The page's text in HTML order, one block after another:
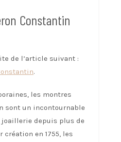
Constantin
de l’article suivant :
.
les montres
sont un incontournable
depuis plus de
création en 1755, les